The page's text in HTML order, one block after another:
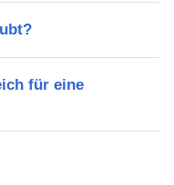
für eine